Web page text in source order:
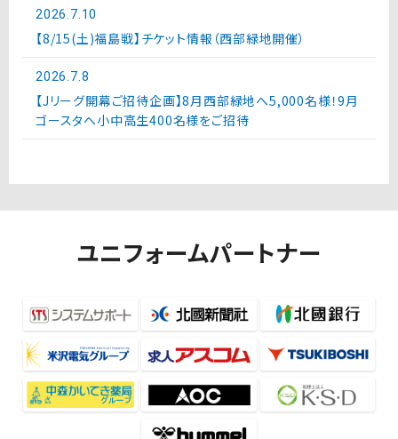
2026.7.10
【8/15(土)福島戦】チケット情報（西部緑地開催）
2026.7.8
【Jリーグ開幕ご招待企画】8月西部緑地へ5,000名様！9月
ゴースタへ小中高生400名様をご招待
ユニフォームパートナー